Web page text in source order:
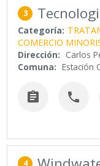
3
Categoría:
COMERCIO
Dirección: Carlos
Comuna: Estación
 
4